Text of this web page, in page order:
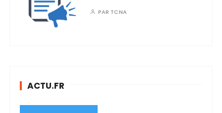
PAR TCNA
ACTU.FR